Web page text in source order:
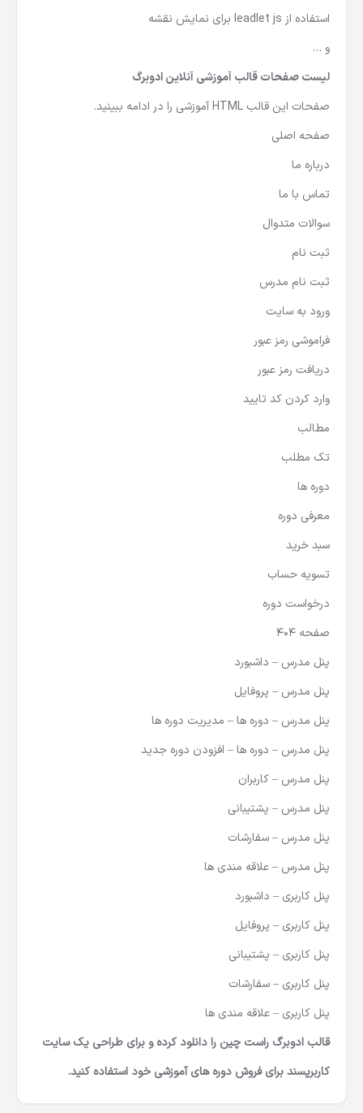
استفاده از leadlet js برای نمایش نقشه
و …
لیست صفحات قالب آموزشی آنلاین ادوبرگ
صفحات این قالب HTML آموزشی
را در ادامه ببینید.
صفحه اصلی
درباره ما
تماس با ما
سوالات متدوال
ثبت نام
ثبت نام مدرس
ورود به سایت
فراموشی رمز عبور
دریافت رمز عبور
وارد کردن کد تایید
مطالب
تک مطلب
دوره ها
معرفی دوره
سبد خرید
تسویه حساب
درخواست دوره
صفحه 404
پنل مدرس – داشبورد
پنل مدرس – پروفایل
پنل مدرس – دوره ها – مدیریت دوره ها
پنل مدرس – دوره ها – افزودن دوره جدید
پنل مدرس – کاربران
پنل مدرس – پشتیبانی
پنل مدرس – سفارشات
پنل مدرس – علاقه مندی ها
پنل کاربری – داشبورد
پنل کاربری – پروفایل
پنل کاربری – پشتیبانی
پنل کاربری – سفارشات
پنل کاربری – علاقه مندی ها
قالب ادوبرگ راست چین را دانلود کرده و برای طراحی یک سایت
کاربرپسند برای فروش دوره های آموزشی خود استفاده کنید.